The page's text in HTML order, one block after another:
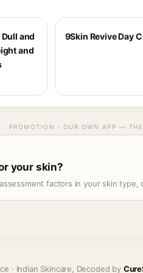
and
and
9Skin Revive Day
PROMOTION · OUR OWN APP —
your skin?
factors in your skin type,
· Indian Skincare, Decoded by